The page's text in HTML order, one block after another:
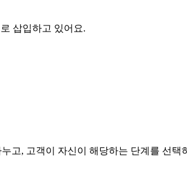
삽입하고 있어요.
고, 고객이 자신이 해당하는 단계를 선